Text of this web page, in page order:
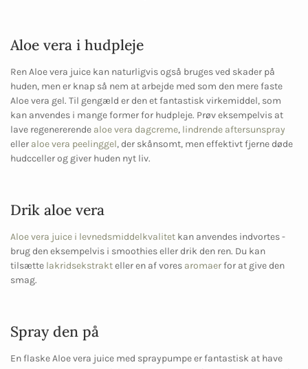
Aloe vera i hudpleje
Ren Aloe vera juice kan naturligvis også bruges ved skader på
huden, men er knap så nem at arbejde med som den mere faste
Aloe vera gel. Til gengæld er den et fantastisk virkemiddel, som
kan anvendes i mange former for hudpleje. Prøv eksempelvis at
lave regenererende aloe vera dagcreme, lindrende aftersunspray
eller aloe vera peelinggel, der skånsomt, men effektivt fjerne døde
hudcceller og giver huden nyt liv.
Drik aloe vera
Aloe vera juice i levnedsmiddelkvalitet kan anvendes indvortes -
brug den eksempelvis i smoothies eller drik den ren. Du kan
tilsætte lakridsekstrakteller en af vores aromaerfor at give den
smag.
Spray den på
En flaske Aloe vera juice med spraypumpe er fantastisk at have